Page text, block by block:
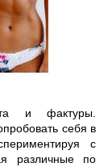
и фактуры.
себя в
с
различные по